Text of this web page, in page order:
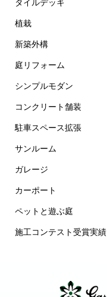
タイルデッキ
植栽
新築外構
庭リフォーム
シンプルモダン
コンクリート舗装
駐車スペース拡張
サンルーム
ガレージ
カーポート
ペットと遊ぶ庭
施工コンテスト受賞実績